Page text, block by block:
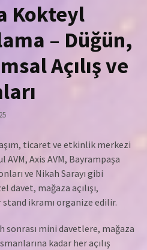
Kokteyl
– Düğün,
Açılış ve
ticaret ve etkinlik merkezi
Axis AVM, Bayrampaşa
ve Nikah Sarayı gibi
davet, mağaza açılışı,
ikramı organize edilir.
sonrası mini davetlere, mağaza
kadar her açılış